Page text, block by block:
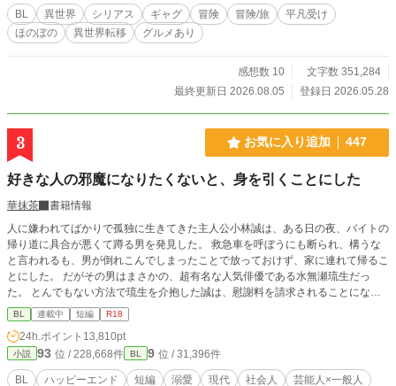
長くなりますが、二人の心の機微を書くのが楽しくてジレジ
レになりそうですが、それでも良ければのんびりお付き合い
頂けましたら幸いです。 R18要素は入れる予定ですが、進行
程度は予告なく入れますので、ご了承下さい。 誤字脱字等あ
りましたら、優しく御報告頂けますと助かります。 良ければ
BL 異世界 シリアス ギャグ 冒険 冒険/旅
平凡受け
ほのぼの
異世界転移 グルメあり
感想数 10
文字数 351,284
最終更新日 2026.08.05
登録日 2026.05.28
3 お気に入り追加 447
好きな人の邪魔になりたくないと、身を引くことにした
華抹茶
書籍情報
人に嫌われてばかりで孤独に生きてきた主人公小林誠は、ある日の夜、バイトの
帰り道に具合が悪くて蹲る男を発見した。 救急車を呼ぼうにも断られ、構うな
と言われるも、男が倒れこんでしまったことで放っておけず、家に連れて帰るこ
とにした。 だがその男はまさかの、超有名な人気俳優である水無瀬琉生だっ
た。 とんでもない方法で琉生を介抱した誠は、慰謝料を請求されることになる
のではと怯えてしまう。 案の定、琉生のマネージャーが家にくることになり、
「他言無用」の契約書を交わすことになる。だが逆に琉生を助けてくれたことに
感謝され、お咎めは一切なかった。 もう会うこともないと思っていたが、琉生
はまた誠の家を訪ねてきた。その時の琉生は以前と同じで具合が悪く、またあの
方法で助けてほしいと言ってきて―― 超人気俳優×孤独な一般人 ●全14話。最終
BL 連載中 短編 R18
24h.ポイント 13,810pt
小説 93 位 / 228,668件 BL 9 位 / 31,396件
BL ハッピーエンド 短編 溺愛 現代 社会人
芸能人×一般人